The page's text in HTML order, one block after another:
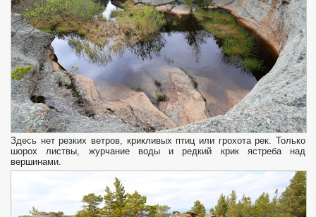
Здесь нет резких ветров, крикливых птиц или грохота рек. Только
шорох листвы, журчание воды и редкий крик ястреба над
вершинами.